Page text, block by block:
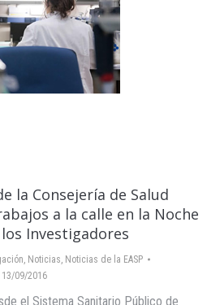
la Consejería de Salud
a la calle en la Noche
Investigadores
Noticias Noticias de la EASP
13/09/2016
el Sistema Sanitario Público de